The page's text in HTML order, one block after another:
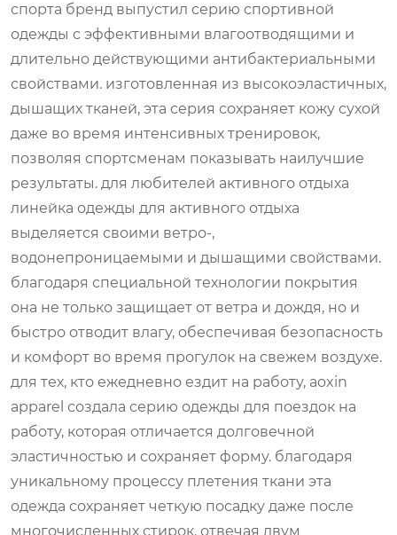
спорта бренд выпустил серию спортивной
одежды с эффективными влагоотводящими и
длительно действующими антибактериальными
свойствами. изготовленная из высокоэластичных,
дышащих тканей, эта серия сохраняет кожу сухой
даже во время интенсивных тренировок,
позволяя спортсменам показывать наилучшие
результаты. для любителей активного отдыха
линейка одежды для активного отдыха
выделяется своими ветро-,
водонепроницаемыми и дышащими свойствами.
благодаря специальной технологии покрытия
она не только защищает от ветра и дождя, но и
быстро отводит влагу, обеспечивая безопасность
и комфорт во время прогулок на свежем воздухе.
для тех, кто ежедневно ездит на работу, aoxin
apparel создала серию одежды для поездок на
работу, которая отличается долговечной
эластичностью и сохраняет форму. благодаря
уникальному процессу плетения ткани эта
одежда сохраняет четкую посадку даже после
многочисленных стирок, отвечая двум